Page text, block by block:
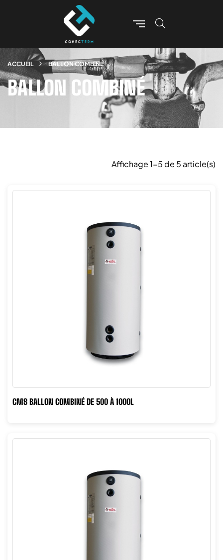
ACCUEIL BALLON COMBINÉ
BALLON COMBINÉ
Affichage 1-5 de 5 article(s)
CMS BALLON COMBINÉ DE 500 À 1000L